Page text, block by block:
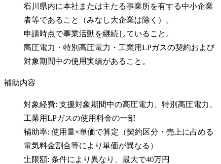
石川県内に本社または主たる事業所を有する中小企業
者等であること（みなし大企業は除く）。
申請時点で事業活動を継続していること。
高圧電力・特別高圧電力・工業用LPガスの契約および
対象期間中の使用実績があること。
補助内容
対象経費: 支援対象期間中の高圧電力、特別高圧電力、
工業用LPガスの使用料金の一部
補助率: 使用量×単価で算定（契約区分・売上に占める
電気料金割合等により単価が異なる）
上限額: 条件により異なり、最大で40万円